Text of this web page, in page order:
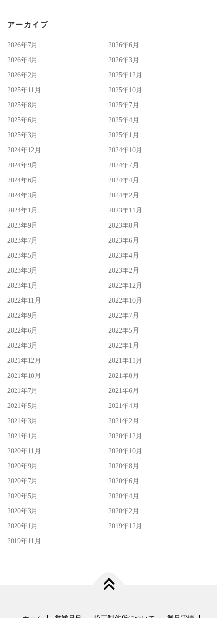
アーカイブ
2026年7月 2026年6月
2026年4月 2026年3月
2026年2月 2025年12月
2025年11月 2025年10月
2025年8月 2025年7月
2025年6月 2025年4月
2025年3月 2025年1月
2024年12月 2024年10月
2024年9月 2024年7月
2024年6月 2024年4月
2024年3月 2024年2月
2024年1月 2023年11月
2023年9月 2023年8月
2023年7月 2023年6月
2023年5月 2023年4月
2023年3月 2023年2月
2023年1月 2022年12月
2022年11月 2022年10月
2022年9月 2022年7月
2022年6月 2022年5月
2022年3月 2022年1月
2021年12月 2021年11月
2021年10月 2021年8月
2021年7月 2021年6月
2021年5月 2021年4月
2021年3月 2021年2月
2021年1月 2020年12月
2020年11月 2020年10月
2020年9月 2020年8月
2020年7月 2020年6月
2020年5月 2020年4月
2020年3月 2020年2月
2020年1月 2019年12月
2019年11月